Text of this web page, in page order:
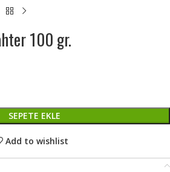
100 gr.
SEPETE EKLE
Add to wishlist